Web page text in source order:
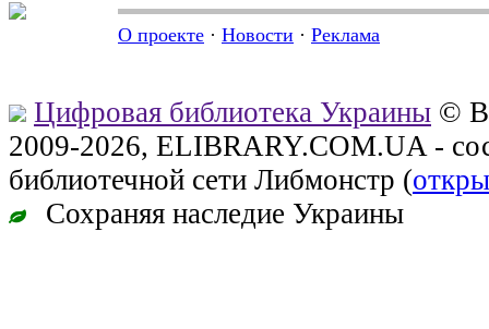
О проекте · Новости · Реклама
Цифровая библиотека Украины ©
2009-2026, ELIBRARY.COM.UA -
библиотечной сети Либмонстр (
Сохраняя наследие Украины